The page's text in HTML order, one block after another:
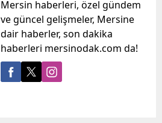
Mersin haberleri, özel gündem
ve güncel gelişmeler, Mersine
dair haberler, son dakika
haberleri mersinodak.com da!